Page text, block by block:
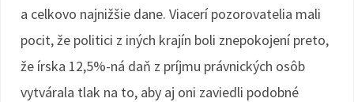
a celkovo najnižšie dane. Viacerí pozorovatelia mali
pocit, že politici z iných krajín boli znepokojení preto,
že írska 12,5%-ná daň z príjmu právnických osôb
vytvárala tlak na to, aby aj oni zaviedli podobné